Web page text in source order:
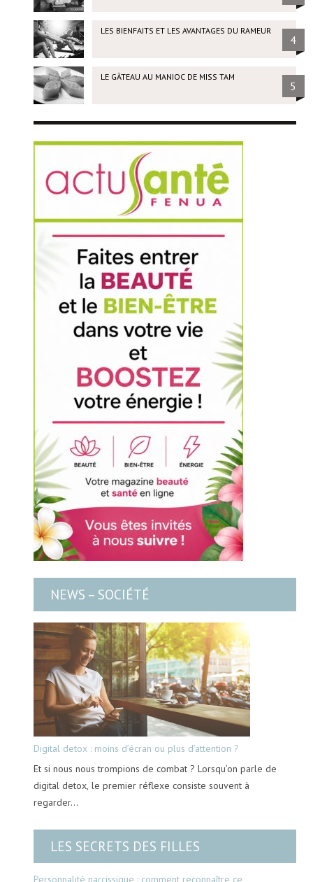
LES BIENFAITS ET LES AVANTAGES DU RAMEUR
4
LE GÂTEAU AU MANIOC DE MISS TAM
5
NEWS – SOCIÉTÉ
Digital detox : moins d’écran ou plus d’attention ?
Et si nous nous trompions de combat ? Lorsqu’on parle de
digital detox, le premier réflexe consiste souvent à
regarder…
LES SECRETS DES FILLES
Personnalité narcissique : comment reconnaître ce